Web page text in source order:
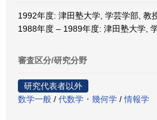
1992年度: 津田塾大学, 学芸学部, 教
1988年度 – 1989年度: 津田塾大学,
審査区分/研究分野
研究代表者以外
数学一般 / 代数学・幾何学 /情報学